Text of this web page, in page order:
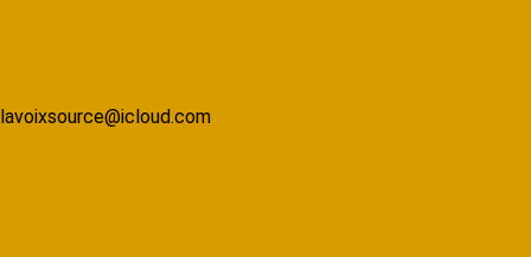
lavoixsource@icloud.com